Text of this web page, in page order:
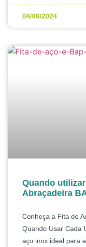
04/06/2024
Quando
Abraçadeira
Conheça a Fita de
Quando Usar Cada
aço inox ideal para